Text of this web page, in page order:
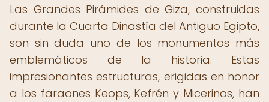
Las Grandes Pirámides de Giza, construidas
durante la Cuarta Dinastía del Antiguo Egipto,
son sin duda uno de los monumentos más
emblemáticos de la historia. Estas
impresionantes estructuras, erigidas en honor
a los faraones Keops, Kefrén y Micerinos, han